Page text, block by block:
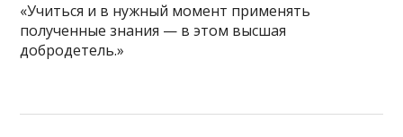
«Учиться и в нужный момент применять
полученные знания — в этом высшая
добродетель.»